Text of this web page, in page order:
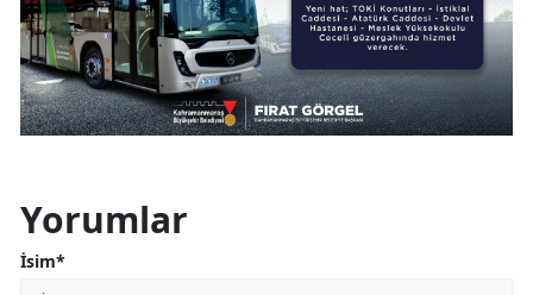
Yorumlar
İsim*